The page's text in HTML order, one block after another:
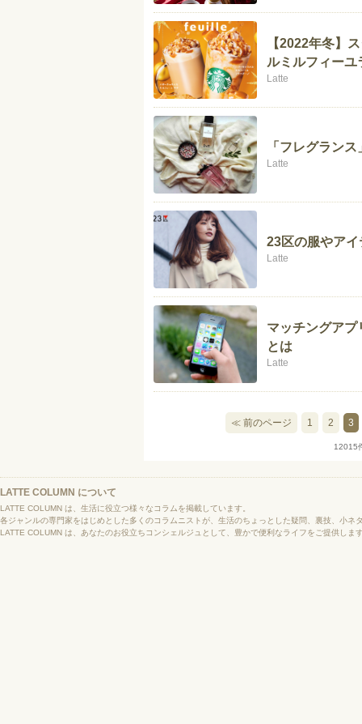
【2022年冬】
ルミルフィーユ
Latte
「フレグラン
Latte
23区の服やア
Latte
マッチングア
とは
Latte
≪ 前のページ 1 2 3
12015
LATTE COLUMN について
LATTE COLUMN は、生活に役立つ様々なコラムを掲載しています。
各ジャンルの専門家をはじめとした多くのコラムニストが、生活のちょっとした疑問、裏技、小ネ
LATTE COLUMN は、あなたのお役立ちコンシェルジュとして、豊かで便利なライフをご提供しま